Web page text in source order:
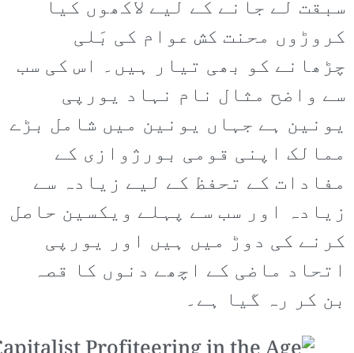
سبقت لے جانے کے لیے لاکھوں کیا
کروڑوں محنت کش عوام کی بَلی
چڑھانے کو بھی تیار ہیں۔ اس کی سب
سے واضح مثال نام نہاد یورپی
یونین ہے جہاں یونین میں شامل بڑے
ممالک اپنی قومی بورژوازی کے
مفادات کے تحفظ کے لیے زیادہ سے
زیادہ اور سب سے پہلے ویکسین حاصل
کرنے کی دوڑ میں ہیں اور یورپی
اتحاد ماضی کے اچھے دنوں کا قصہ
بن کر رہ گیا ہے۔